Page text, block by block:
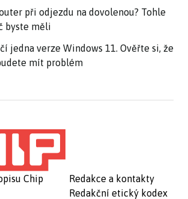
při odjezdu na dovolenou? Tohle
byste měli
jedna verze Windows 11. Ověřte si, že
mít problém
Chip
Redakce a kontakty
Redakční etický kodex